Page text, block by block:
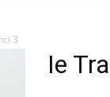
3
Ie